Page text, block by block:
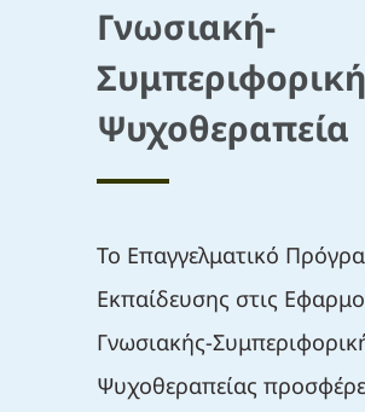
Γνωσιακή-
Συμπεριφορική
Ψυχοθεραπεία
Το Επαγγελματικό
Εκπαίδευσης στις
Γνωσιακής-
Ψυχοθεραπείας